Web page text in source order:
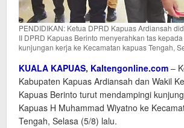
PENDIDIKAN: Ketua DPRD Kapuas Ardiansah
II DPRD Kapuas Berinto menyerahkan tas
kunjungan kerja ke Kecamatan kapuas Tengah,
KUALA KAPUAS, Kaltengonline.com –
Kabupaten Kapuas Ardiansah dan Wakil
Kapuas Berinto turut mendampingi
Kapuas H Muhammad Wiyatno ke
Tengah, Selasa (5/8) lalu.